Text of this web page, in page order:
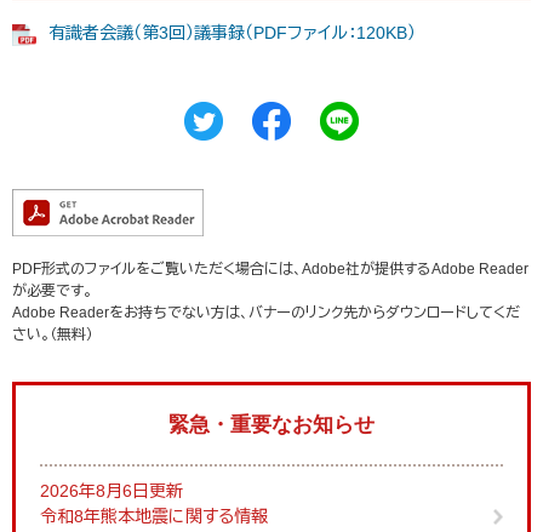
有識者会議（第3回）議事録（PDFファイル：120KB）
PDF形式のファイルをご覧いただく場合には、Adobe社が提供するAdobe Reader
が必要です。
Adobe Readerをお持ちでない方は、バナーのリンク先からダウンロードしてくだ
さい。（無料）
緊急・重要なお知らせ
2026年8月6日更新
令和8年熊本地震に関する情報